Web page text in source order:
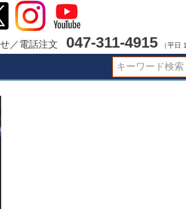
／電話注文 047-311-4915 （平